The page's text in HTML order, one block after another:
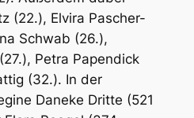
(22.), Elvira Pascher-
Schwab (26.),
Petra Papendick
(32.). In der
Daneke Dritte (521